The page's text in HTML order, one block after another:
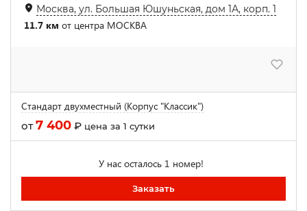
Москва, ул. Большая Юшуньская, дом 1А, корп. 1
11.7 км от центра МОСКВА
Стандарт двухместный (Корпус "Классик")
от7 400 ₽ цена за 1 сутки
У нас осталось 1 номер!
Заказать